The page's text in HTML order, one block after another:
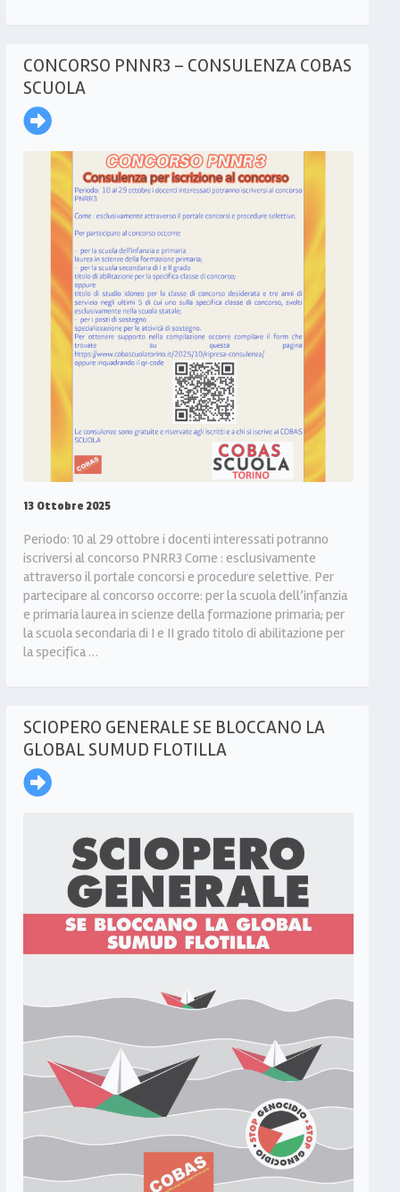
CONCORSO PNNR3 – CONSULENZA COBAS
SCUOLA
13 Ottobre 2025
Periodo: 10 al 29 ottobre i docenti interessati potranno
iscriversi al concorso PNRR3 Come : esclusivamente
attraverso il portale concorsi e procedure selettive. Per
partecipare al concorso occorre: per la scuola dell’infanzia
e primaria laurea in scienze della formazione primaria; per
la scuola secondaria di I e II grado titolo di abilitazione per
la specifica …
SCIOPERO GENERALE SE BLOCCANO LA
GLOBAL SUMUD FLOTILLA